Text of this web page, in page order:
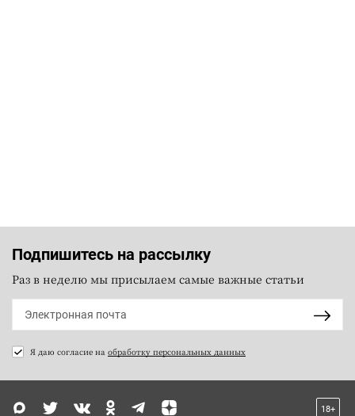
Подпишитесь на рассылку
Раз в неделю мы присылаем самые важные статьи
Я даю согласие на обработку персональных данных
18+